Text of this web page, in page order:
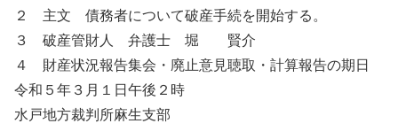
２ 主文 債務者について破産手続を開始する。
３ 破産管財人 弁護士 堀 賢介
４ 財産状況報告集会・廃止意見聴取・計算報告の期日
令和５年３月１日午後２時
水戸地方裁判所麻生支部